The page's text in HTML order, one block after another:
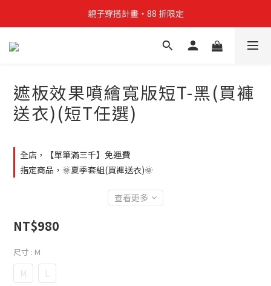
親子穿搭計畫・88 折限定
親子穿搭計畫・88 折限定
貼身補貨計畫  任選 6 件 $888
親子穿搭計畫・88 折限定
遮板效果噴繪寬版短T-黑(買褲
送衣)(短T任選)
全店，【單筆滿三千】免運費
指定商品，🌞夏季套組(買褲送衣)🌞
查看更多
NT$980
尺寸 : M
M L